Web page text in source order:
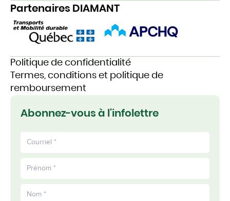
Partenaires DIAMANT
Politique de confidentialité
Termes, conditions et politique de
remboursement
Abonnez-vous à l'infolettre